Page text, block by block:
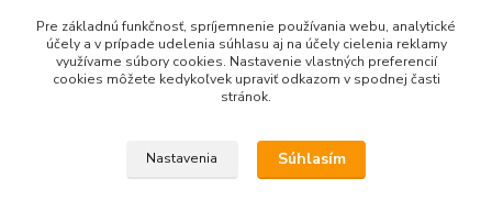
Pridať do košíka
Tovar zaradený v kategóriách
Pre základnú funkčnosť, spríjemnenie používania webu, analytické
účely a v prípade udelenia súhlasu aj na účely cielenia reklamy
využívame súbory cookies. Nastavenie vlastných preferencií
cookies môžete kedykoľvek upraviť odkazom v spodnej časti
stránok.
Nastavenia Súhlasím